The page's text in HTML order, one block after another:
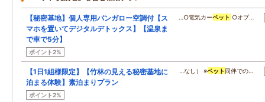
【秘密基地】個人専用バンガロー空調付【ス
マホを置いてデジタルデトックス】【温泉ま
で車で5分】
ポイント2%
…○電気カーペット ○オプ…
【1日1組様限定】【竹林の見える秘密基地に
泊まる体験】素泊まりプラン
ポイント2%
…なし） ※ペット 同伴での…